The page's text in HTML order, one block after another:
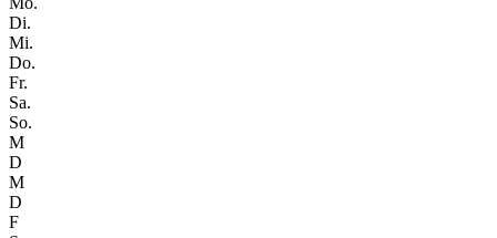
Di.
Mi.
Do.
Fr.
Sa.
So.
M
D
M
D
F